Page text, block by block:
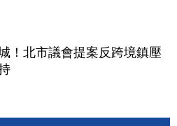
！北市議會提案反跨境鎮壓